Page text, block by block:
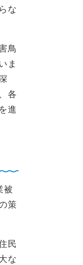
な
鳥
ま
各
進
被
策
民
な